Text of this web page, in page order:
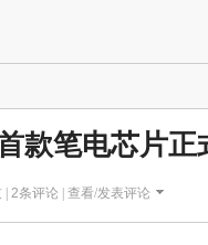
款笔电芯片正
2条评论 | 查看/发表评论